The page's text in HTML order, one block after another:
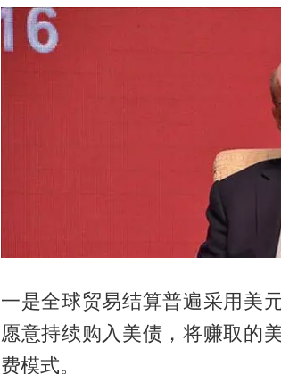
一是全球贸易结算普遍采用美
愿意持续购入美债，将赚取的
费模式。